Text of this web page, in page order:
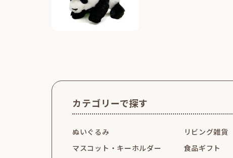
カテゴリーで探す
ぬいぐるみ
マスコット・ キーホルダー
リビング雑貨
食品ギフト